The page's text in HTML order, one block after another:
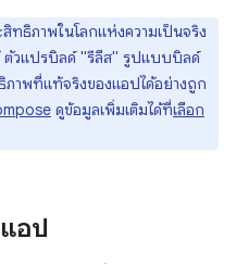
ทธิภาพในโลกแห่งความเป็นจริง
ตัวแปรบิลด์ "รีลีส" รูปแบบบิลด์
าพที่แท้จริงของแอปได้อย่างถูก
ดูข้อมูลเพิ่มเติมได้ที่เลือก
อป